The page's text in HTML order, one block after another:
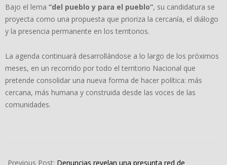
Bajo el lema “del pueblo y para el pueblo”, su candidatura se
proyecta como una propuesta que prioriza la cercanía, el diálogo
y la presencia permanente en los territorios.
La agenda continuará desarrollándose a lo largo de los próximos
meses, en un recorrido por todo el territorio Nacional que
pretende consolidar una nueva forma de hacer política: más
cercana, más humana y construida desde las voces de las
comunidades.
01-
Previous Post: Denuncias revelan una presunta red de